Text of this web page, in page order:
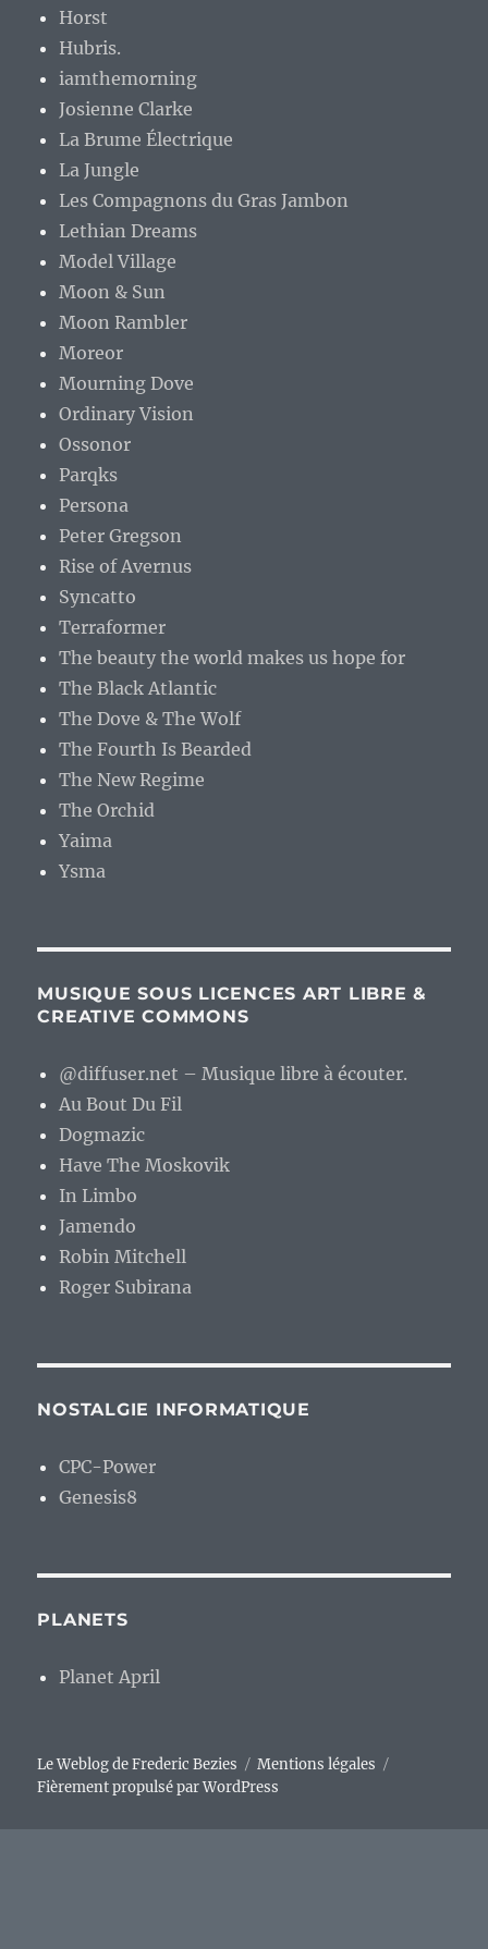
Horst
Hubris.
iamthemorning
Josienne Clarke
La Brume Électrique
La Jungle
Les Compagnons du Gras Jambon
Lethian Dreams
Model Village
Moon & Sun
Moon Rambler
Moreor
Mourning Dove
Ordinary Vision
Ossonor
Parqks
Persona
Peter Gregson
Rise of Avernus
Syncatto
Terraformer
The beauty the world makes us hope for
The Black Atlantic
The Dove & The Wolf
The Fourth Is Bearded
The New Regime
The Orchid
Yaima
Ysma
MUSIQUE SOUS LICENCES ART LIBRE &
CREATIVE COMMONS
@diffuser.net – Musique libre à écouter.
Au Bout Du Fil
Dogmazic
Have The Moskovik
In Limbo
Jamendo
Robin Mitchell
Roger Subirana
NOSTALGIE INFORMATIQUE
CPC-Power
Genesis8
PLANETS
Planet April
Le Weblog de Frederic Bezies
Mentions légales
Fièrement propulsé par WordPress